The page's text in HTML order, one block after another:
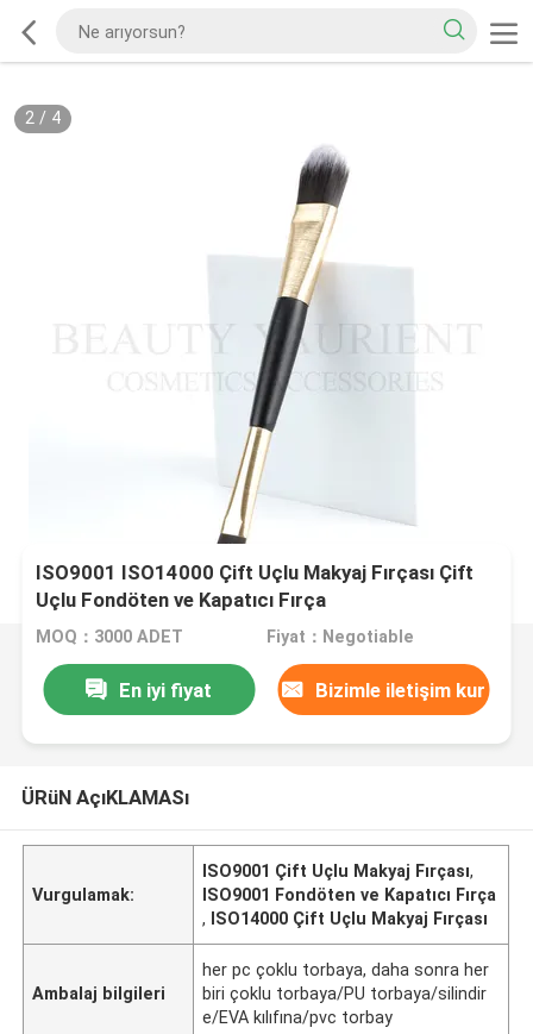
2/ 4
ISO9001 ISO14000 Çift Uçlu Makyaj Fırçası Çift
Uçlu Fondöten ve Kapatıcı Fırça
MOQ：3000 ADET Fiyat：Negotiable
En iyi fiyat Bizimle iletişim kur
ÜRüN AçıKLAMASı
Vurgulamak:
ISO9001 Çift Uçlu Makyaj Fırçası,
ISO9001 Fondöten ve Kapatıcı Fırça
, ISO14000 Çift Uçlu Makyaj Fırçası
Ambalaj bilgileri
her pc çoklu torbaya, daha sonra her
biri çoklu torbaya/PU torbaya/silindir
e/EVA kılıfına/pvc torbay